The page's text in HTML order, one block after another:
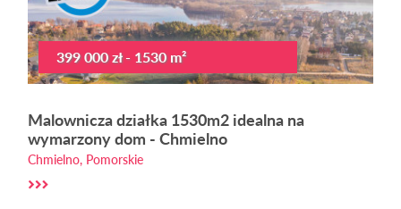
399 000 zł - 1530 m²
Malownicza działka 1530m2 idealna na
wymarzony dom - Chmielno
Chmielno, Pomorskie